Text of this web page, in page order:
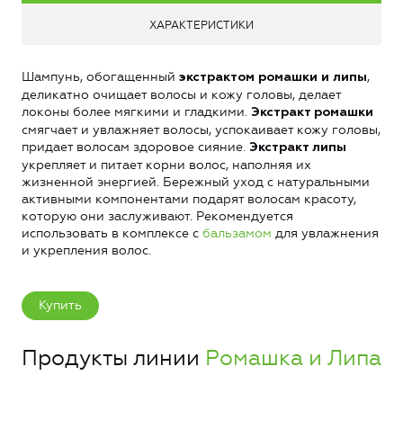
ХАРАКТЕРИСТИКИ
Шампунь, обогащенный экстрактом ромашки и липы,
деликатно очищает волосы и кожу головы, делает
локоны более мягкими и гладкими. Экстракт ромашки
смягчает и увлажняет волосы, успокаивает кожу головы,
придает волосам здоровое сияние. Экстракт липы
укрепляет и питает корни волос, наполняя их
жизненной энергией. Бережный уход с натуральными
активными компонентами подарят волосам красоту,
которую они заслуживают. Рекомендуется
использовать в комплексе с бальзамом для увлажнения
и укрепления волос.
Купить
Продукты линии Ромашка и Липа